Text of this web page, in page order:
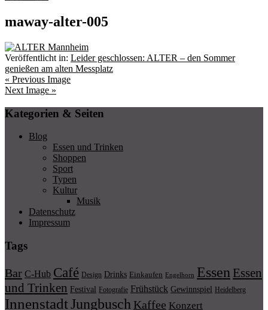
maway-alter-005
Veröffentlicht in: Leider geschlossen: ALTER – den Sommer
genießen am alten Messplatz
« Previous Image
Next Image »
Kategorien & Seiten
Blog
Essen und Trinken
Shoppen
Sport
Typen
Kultur
Musik
Datenschutz
Impressum
Tags
Bar C-Hub Café Design Drinks Einkaufen Engelhorn Essen Essen
und Trinken Festival Fotografie Frühstück Gewinnspiel Heidelberg
InnenstadtJungbusch Kaffee Konzert